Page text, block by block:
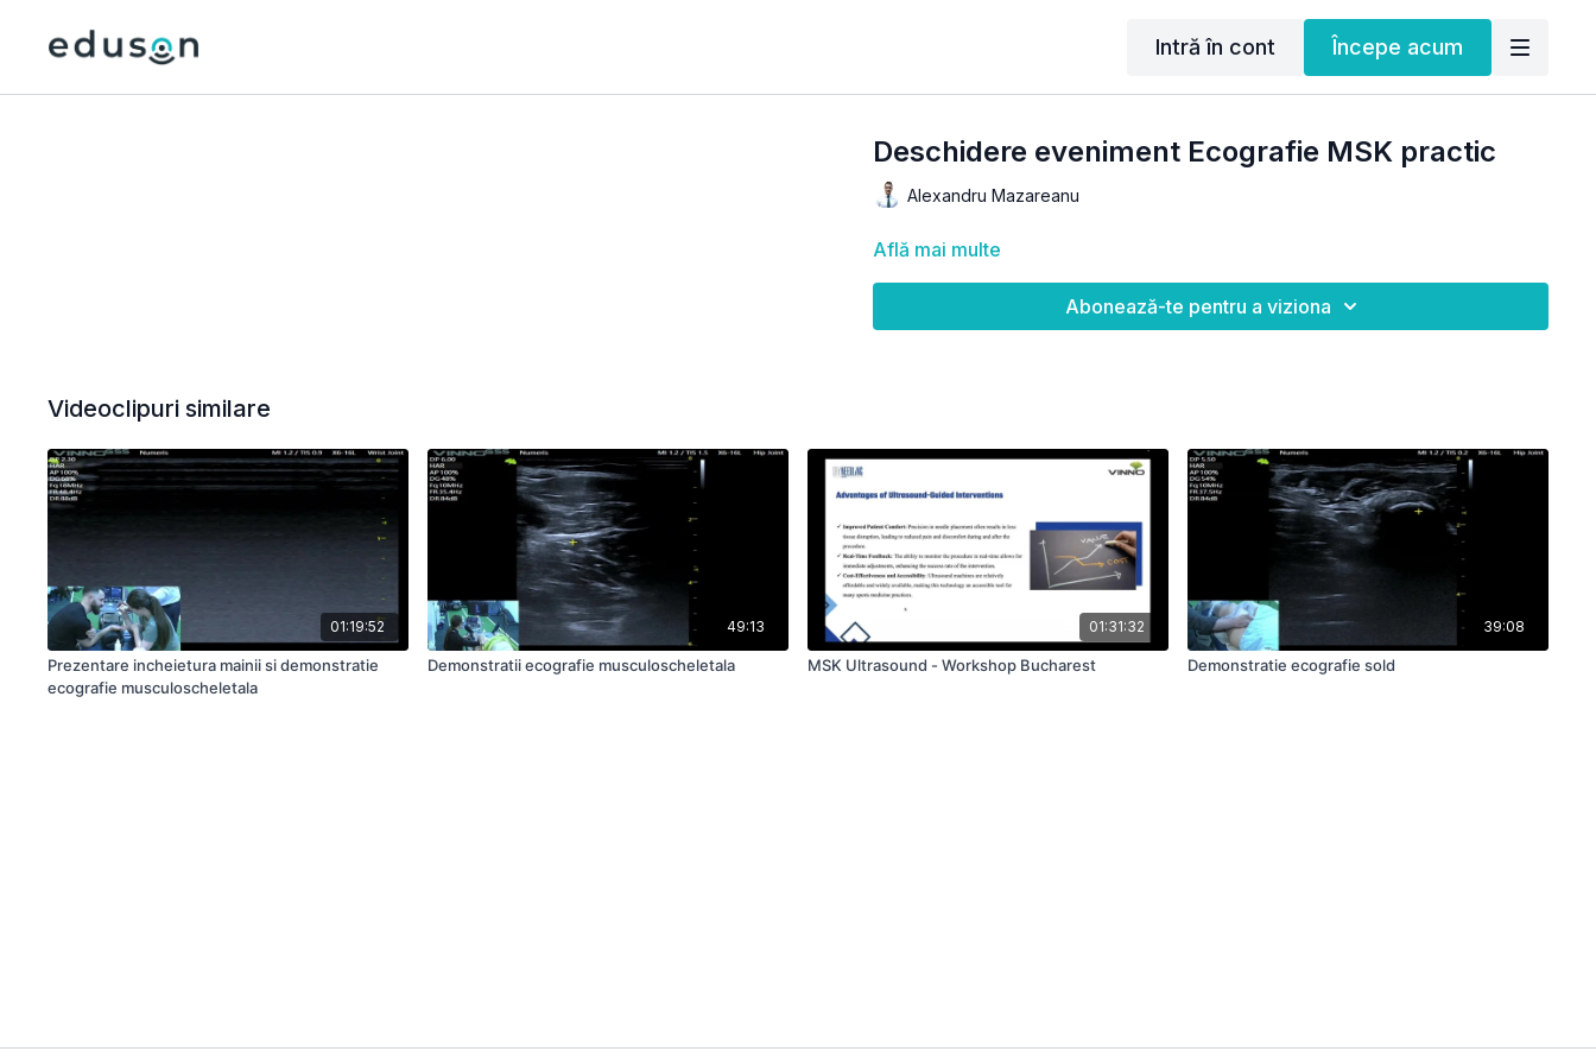
Intră în cont Începe acum
Deschidere eveniment Ecografie MSK practic
Alexandru Mazareanu
Află mai multe
Abonează-te pentru a viziona
Videoclipuri similare
01:19:52
Prezentare incheietura mainii si demonstratie
ecografie musculoscheletala
49:13
Demonstratii ecografie musculoscheletala
01:31:32
MSK Ultrasound - Workshop Bucharest
39:08
Demonstratie ecografie sold